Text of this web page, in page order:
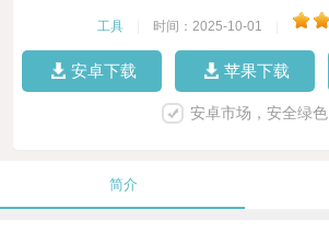
工具 时间：2025-10-01
安卓下载 苹果下载
安卓市场，安全绿色
简介